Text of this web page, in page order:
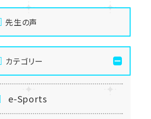
先生の声
カテゴリー
e-Sports